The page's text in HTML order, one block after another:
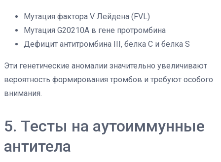
Мутация фактора V Лейдена (FVL)
Мутация G20210A в гене протромбина
Дефицит антитромбина III, белка C и белка S
Эти генетические аномалии значительно увеличивают
вероятность формирования тромбов и требуют особого
внимания.
5. Тесты на аутоиммунные
антитела